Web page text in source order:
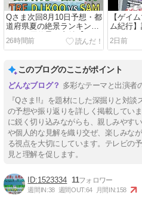
Qさま次回8月10日予想・都
道府県夏の絶景ランキン
グ！石原伸晃vs良純【Qさ
ま優勝への道89】
26時間前
【ゲイ
ム紀行
クエ・
II・高橋
2日前
このブログのここがポイント
多彩なテーマと出演者
『Qさま!!』を題材にした深掘りと対
の予想や振り返りを詳しく掲載してい
に鋭く切り込みながらも、親しみやす
や個人的な見解を織り交ぜ、楽しみな
る視点を大切にしています。テレビの
見と理解を促します。
1523334 11
週間IN:38 週間OUT:64 月間IN:158